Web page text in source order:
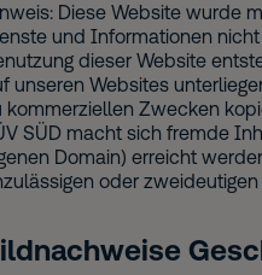
Diese Website wurde
und Informationen
dieser Website
unseren Websites
kommerziellen Zwecken
SÜD macht sich fremde
Domain) erreicht
oder